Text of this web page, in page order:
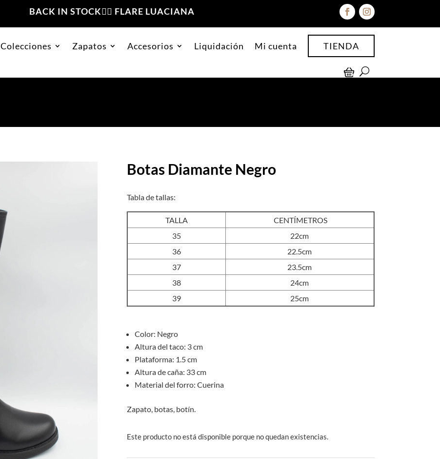
BACK IN STOCK❤️‍🔥 FLARE LUACIANA
Colecciones Zapatos Accesorios Liquidación Mi cuenta TIENDA
Botas Diamante Negro
Tabla de tallas:
TALLA
CENTÍMETROS
35
22cm
36
22.5cm
37
23.5cm
38
24cm
39
25cm
Color: Negro
Altura del taco: 3 cm
Plataforma: 1.5 cm
Altura de caña: 33 cm
Material del forro: Cuerina
Zapato, botas, botín.
Este producto no está disponible porque no quedan existencias.